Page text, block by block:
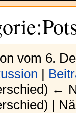
:
vom 6.
|
←
|